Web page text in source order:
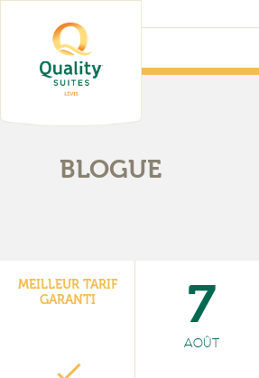
BLOGUE
MEILLEUR TARIF
GARANTI
7
AOÛT